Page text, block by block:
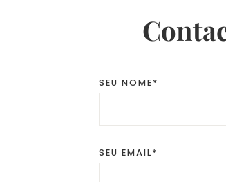
SEU NOME*
SEU EMAIL*